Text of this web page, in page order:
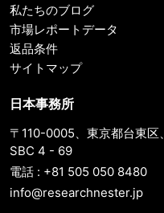
私たちのブログ
市場レポートデータ
返品条件
サイトマップ
日本事務所
〒110-0005、東京都台東
SBC 4 - 69
電話 : +81 505 050 8480
info@researchnester.jp